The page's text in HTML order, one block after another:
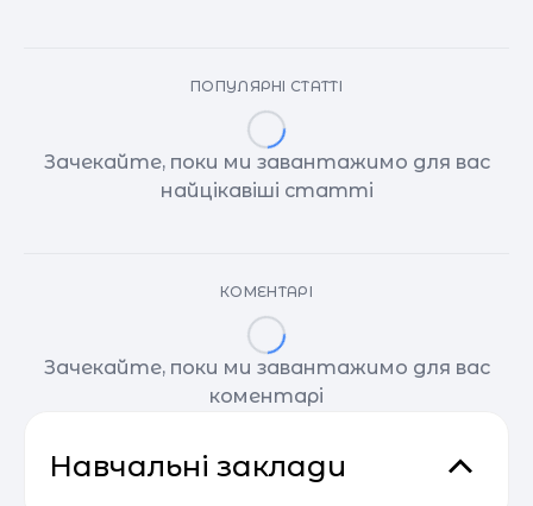
ПОПУЛЯРНІ СТАТТІ
Зачекайте, поки ми завантажимо для вас
найцікавіші статті
КОМЕНТАРІ
Зачекайте, поки ми завантажимо для вас
коментарі
Навчальні заклади